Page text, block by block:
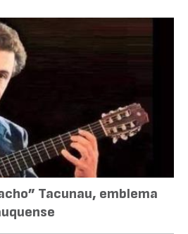
Tacunau, emblema